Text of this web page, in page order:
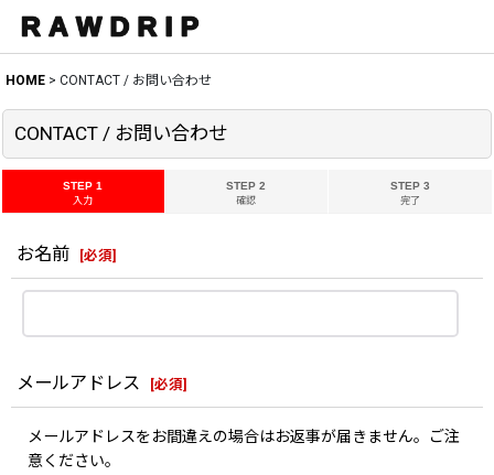
HOME > CONTACT / お問い合わせ
CONTACT / お問い合わせ
STEP 1
入力
STEP 2
確認
STEP 3
完了
お名前 [必須]
メールアドレス [必須]
メールアドレスをお間違えの場合はお返事が届きません。ご注
意ください。